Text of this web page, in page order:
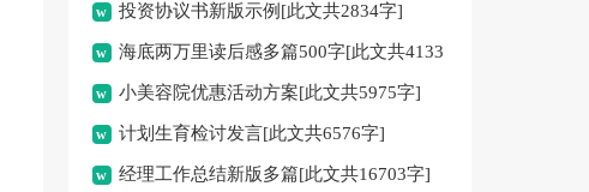
文共1701字]
投资协议书新版示例[此文共2834字]
海底两万里读后感多篇500字[此文共4133
字] 小美容院优惠活动方案[此文共5975字]
计划生育检讨发言[此文共6576字]
经理工作总结新版多篇[此文共16703字]